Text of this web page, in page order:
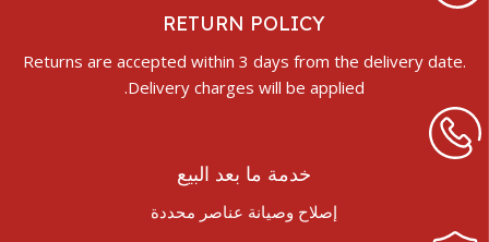
RETURN POLICY
Returns are accepted within 3 days from the delivery date.
Delivery charges will be applied.
خدمة ما بعد البيع
إصلاح وصيانة عناصر محددة